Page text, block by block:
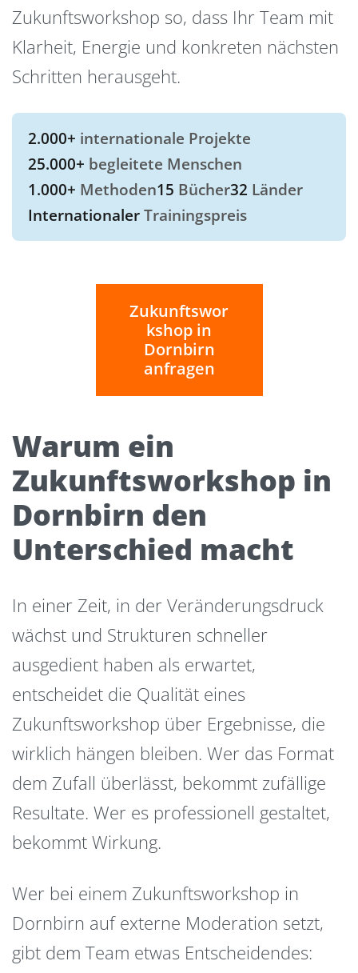
Zukunftsworkshop so, dass Ihr Team mit
Klarheit, Energie und konkreten nächsten
Schritten herausgeht.
2.000+ internationale Projekte
25.000+ begleitete Menschen
1.000+ Methoden15 Bücher32 Länder
InternationalerTrainingspreis
Zukunftswor
kshop in
Dornbirn
anfragen
Warum ein
Zukunftsworkshop in
Dornbirn den
Unterschied macht
In einer Zeit, in der Veränderungsdruck
wächst und Strukturen schneller
ausgedient haben als erwartet,
entscheidet die Qualität eines
Zukunftsworkshop über Ergebnisse, die
wirklich hängen bleiben. Wer das Format
dem Zufall überlässt, bekommt zufällige
Resultate. Wer es professionell gestaltet,
bekommt Wirkung.
Wer bei einem Zukunftsworkshop in
Dornbirn auf externe Moderation setzt,
gibt dem Team etwas Entscheidendes: